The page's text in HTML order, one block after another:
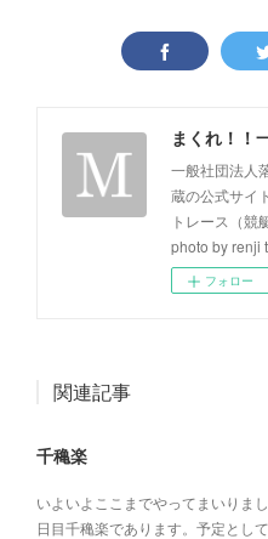
一般社団法
蔵の公式サイ
トレース（競
photo by renji
フォロー
関連記事
千穐楽
いよいよここまでやってまいりま
日目千穐楽であります。予定とし